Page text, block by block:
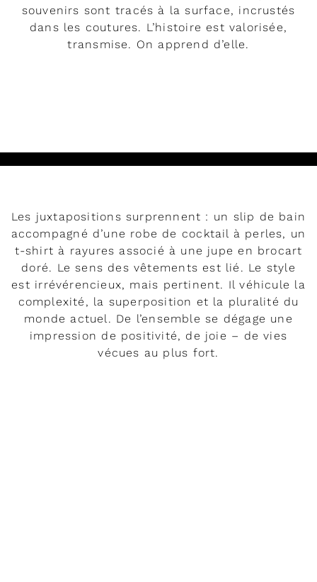
souvenirs sont tracés à la surface, incrustés
dans les coutures. L’histoire est valorisée,
transmise. On apprend d’elle.
Les juxtapositions surprennent : un slip de bain
accompagné d’une robe de cocktail à perles, un
t-shirt à rayures associé à une jupe en brocart
doré. Le sens des vêtements est lié. Le style
est irrévérencieux, mais pertinent. Il véhicule la
complexité, la superposition et la pluralité du
monde actuel. De l’ensemble se dégage une
impression de positivité, de joie – de vies
vécues au plus fort.